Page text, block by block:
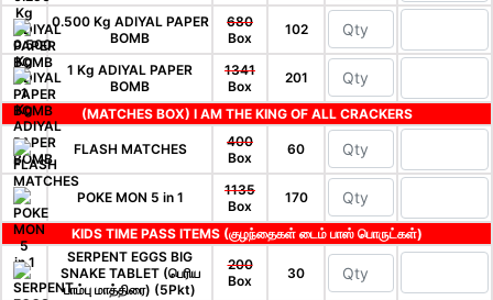
0.500 Kg ADIYAL PAPER
BOMB
680
Box
102
1 Kg ADIYAL PAPER
BOMB
1341
Box
201
(MATCHES BOX) I AM THE KING OF ALL CRACKERS
FLASH MATCHES
400
Box
60
POKE MON 5 in 1
1135
Box
170
KIDS TIME PASS ITEMS (குழந்தைகள் டைம் பாஸ் பொருட்கள்)
SERPENT EGGS BIG
SNAKE TABLET (பெரிய
பாம்பு மாத்திரை) (5Pkt)
200
Box
30